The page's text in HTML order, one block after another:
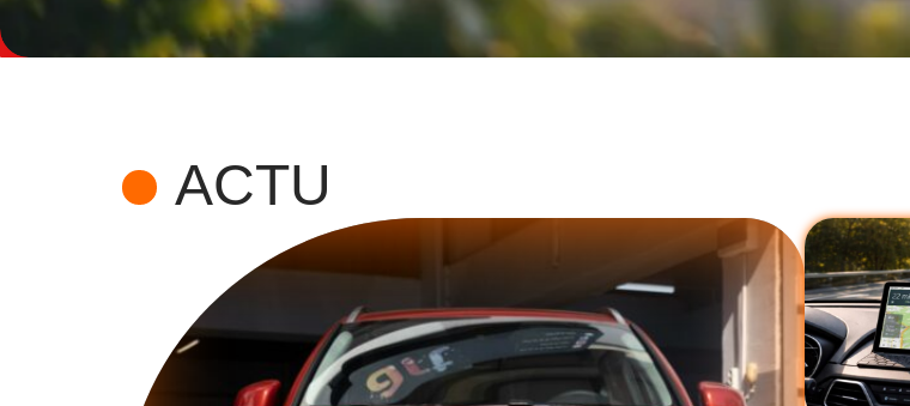
ACTU